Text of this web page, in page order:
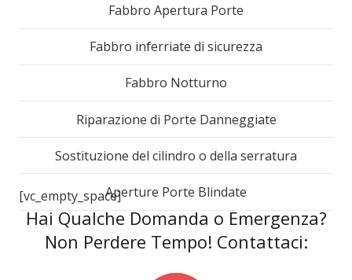
Fabbro Apertura Porte
Fabbro inferriate di sicurezza
Fabbro Notturno
Riparazione di Porte Danneggiate
Sostituzione del cilindro o della serratura
Aperture Porte Blindate
[vc_empty_space]
Hai Qualche Domanda o Emergenza?
Non Perdere Tempo! Contattaci: